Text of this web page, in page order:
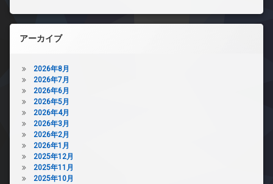
アーカイブ
2026年8月
2026年7月
2026年6月
2026年5月
2026年4月
2026年3月
2026年2月
2026年1月
2025年12月
2025年11月
2025年10月